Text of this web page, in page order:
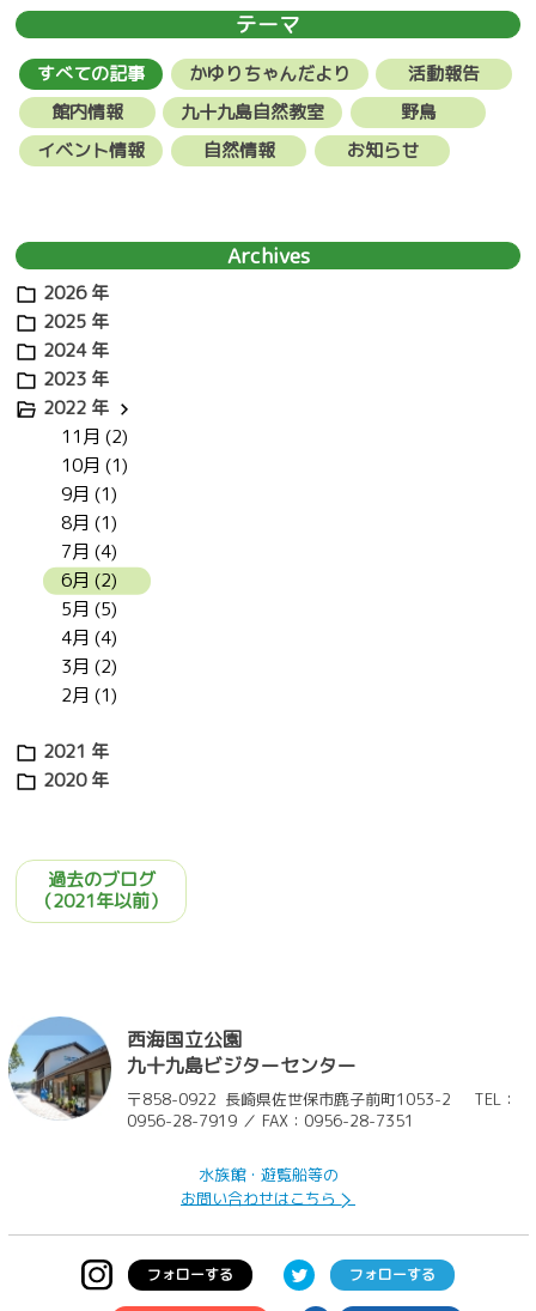
テーマ
すべての記事 かゆりちゃんだより
活動報告
館内情報
九十九島自然教室
野鳥
イベント情報
自然情報 お知らせ
Archives
2026 年
2025 年
2024 年
2023 年
2022 年
11月 (2)
10月 (1)
9月 (1)
8月 (1)
7月 (4)
6月 (2)
5月 (5)
4月 (4)
3月 (2)
2月 (1)
2021 年
2020 年
過去のブログ
（2021年以前）
西海国立公園
九十九島ビジターセンター
〒858-0922 長崎県佐世保市鹿子前町1053-2
TEL：
0956-28-7919 ／ FAX：0956-28-7351
水族館・遊覧船等の
お問い合わせはこちら
フォローする フォローする